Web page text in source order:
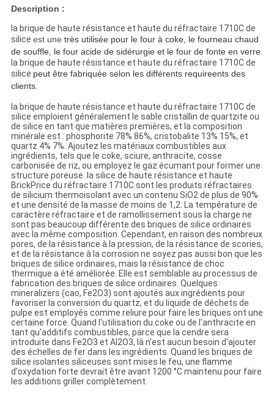
Description :
la brique de haute résistance et haute du réfractaire 1710C de
silice est une très utilisée pour le four à coke, le fourneau chaud
de souffle, le four acide de sidérurgie et le four de fonte en verre.
la brique de haute résistance et haute du réfractaire 1710C de
silice peut être fabriquée selon les différents requireents des
clients.
la brique de haute résistance et haute du réfractaire 1710C de
silice emploient généralement le sable cristallin de quartzite ou
de silice en tant que matières premières, et la composition
minérale est : phosphorite 78% 86%, cristobalite 13% 15%, et
quartz 4% 7%. Ajoutez les matériaux combustibles aux
ingrédients, tels que le coke, sciure, anthracite, cosse
carbonisée de riz, ou employez le gaz écumant pour former une
structure poreuse. la silice de haute résistance et haute
BrickPrice du réfractaire 1710C sont les produits réfractaires
de silicium thermoisolant avec un contenu SiO2 de plus de 90%
et une densité de la masse de moins de 1,2. La température de
caractère réfractaire et de ramollissement sous la charge ne
sont pas beaucoup différente des briques de silice ordinaires
avec la même composition. Cependant, en raison des nombreux
pores, de la résistance à la pression, de la résistance de scories,
et de la résistance à la corrosion ne soyez pas aussi bon que les
briques de silice ordinaires, mais la résistance de choc
thermique a été améliorée. Elle est semblable au processus de
fabrication des briques de silice ordinaires. Quelques
mineralizers (cao, Fe2O3) sont ajoutés aux ingrédients pour
favoriser la conversion du quartz, et du liquide de déchets de
pulpe est employés comme reliure pour faire les briques ont une
certaine force. Quand l'utilisation du coke ou de l'anthracite en
tant qu'additifs combustibles, parce que la cendre sera
introduite dans Fe2O3 et Al2O3, là n'est aucun besoin d'ajouter
des échelles de fer dans les ingrédients. Quand les briques de
silice isolantes siliceuses sont mises le feu, une flamme
d'oxydation forte devrait être avant 1200 °C maintenu pour faire
les additions griller complètement.